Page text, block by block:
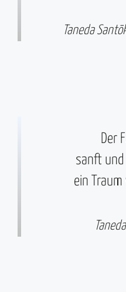
Taneda
Der
sanft und
ein